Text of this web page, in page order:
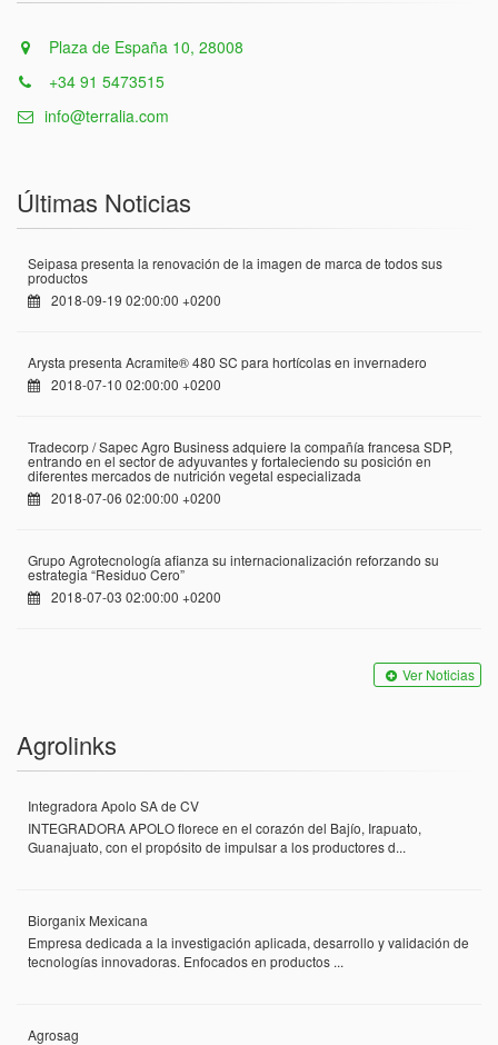
Plaza de España 10, 28008
+34 91 5473515
info@terralia.com
Últimas Noticias
Seipasa presenta la renovación de la imagen de marca de todos sus
productos
2018-09-19 02:00:00 +0200
Arysta presenta Acramite® 480 SC para hortícolas en invernadero
2018-07-10 02:00:00 +0200
Tradecorp / Sapec Agro Business adquiere la compañía francesa SDP,
entrando en el sector de adyuvantes y fortaleciendo su posición en
diferentes mercados de nutrición vegetal especializada
2018-07-06 02:00:00 +0200
Grupo Agrotecnología afianza su internacionalización reforzando su
estrategia “Residuo Cero”
2018-07-03 02:00:00 +0200
Ver Noticias
Agrolinks
Integradora Apolo SA de CV
INTEGRADORA APOLO florece en el corazón del Bajío, Irapuato,
Guanajuato, con el propósito de impulsar a los productores d...
Biorganix Mexicana
Empresa dedicada a la investigación aplicada, desarrollo y validación de
tecnologías innovadoras. Enfocados en productos ...
Agrosag